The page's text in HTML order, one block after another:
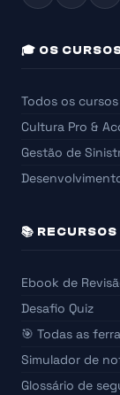
🎓 OS
Todos os cursos
Cultura Pro &
Gestão de
📚 RECURSOS
Ebook de
Desafio Quiz
🎯 Todas as
Simulador de
Glossário de